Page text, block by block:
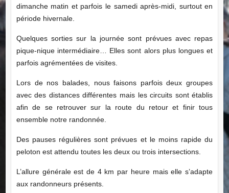
dimanche matin et parfois le samedi après-midi, surtout en
période hivernale.
Quelques sorties sur la journée sont prévues avec repas
pique-nique intermédiaire… Elles sont alors plus longues et
parfois agrémentées de visites.
Lors de nos balades, nous faisons parfois deux groupes
avec des distances différentes mais les circuits sont établis
afin de se retrouver sur la route du retour et finir tous
ensemble notre randonnée.
Des pauses régulières sont prévues et le moins rapide du
peloton est attendu toutes les deux ou trois intersections.
L’allure générale est de 4 km par heure mais elle s’adapte
aux randonneurs présents.